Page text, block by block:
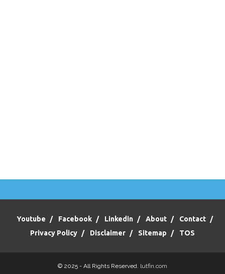
Youtube Facebook Linkedin About
Contact
Privacy Policy
Disclaimer Sitemap TOS
© 2025 - All Rights Reserved. lutfin.com